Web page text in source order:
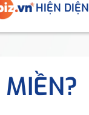
HIỆN